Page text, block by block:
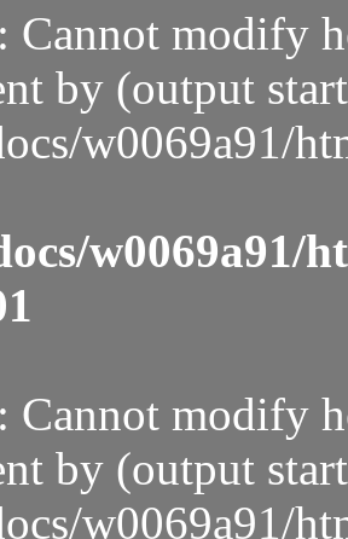
: Cannot modify
by (output
w0069a91/
w0069a91/
: Cannot modify
by (output
w0069a91/